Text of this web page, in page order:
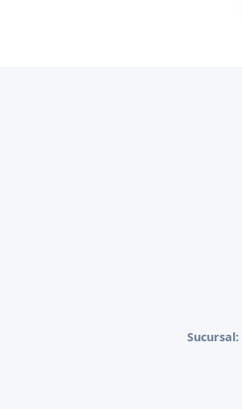
Sucursal: